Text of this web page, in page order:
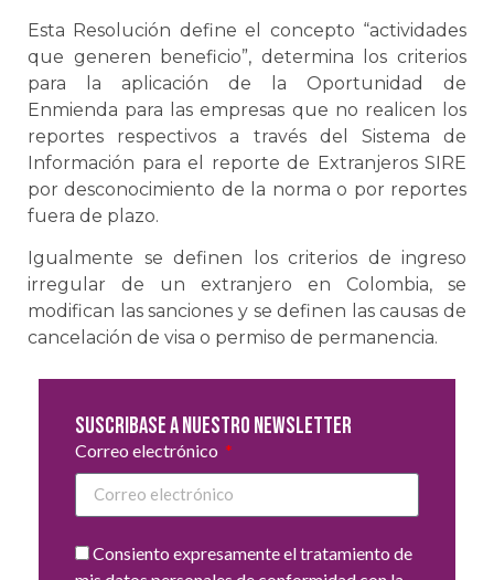
Esta Resolución define el concepto “actividades
que generen beneficio”, determina los criterios
para la aplicación de la Oportunidad de
Enmienda para las empresas que no realicen los
reportes respectivos a través del Sistema de
Información para el reporte de Extranjeros SIRE
por desconocimiento de la norma o por reportes
fuera de plazo.
Igualmente se definen los criterios de ingreso
irregular de un extranjero en Colombia, se
modifican las sanciones y se definen las causas de
cancelación de visa o permiso de permanencia.
Suscribase a nuestro newsletter
Correo electrónico
Consiento expresamente el tratamiento de